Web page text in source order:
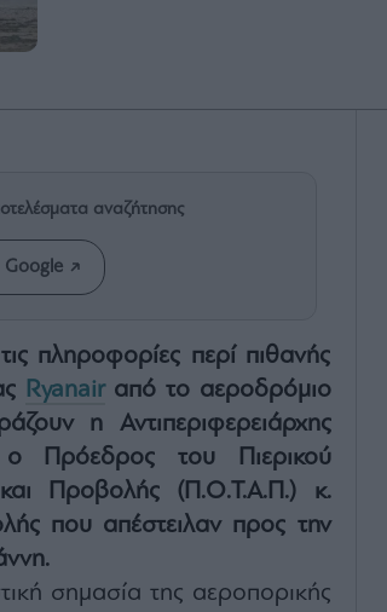
αναζήτησης
πληροφορίες περί πιθανής
Ryanairαπό το αεροδρόμιο
η Αντιπεριφερειάρχης
Πρόεδρος του Πιερικού
και Προβολής (Π.Ο.Τ.Α.Π.) κ.
που απέστειλαν προς την
σημασία της αεροπορικής